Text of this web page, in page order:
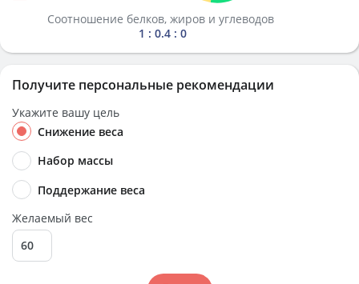
Соотношение белков, жиров и углеводов
1 : 0.4 : 0
Получите персональные рекомендации
Укажите вашу цель
Снижение веса
Набор массы
Поддержание веса
Желаемый вес